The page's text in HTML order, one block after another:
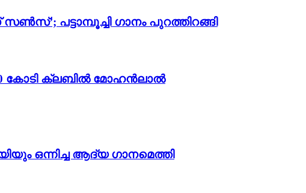
പട്ടാമ്പൂച്ചി ഗാനം പുറത്തിറങ്ങി
കോടി ക്ലബിൽ മോഹൻലാൽ
ഒന്നിച്ച ആദ്യ ഗാനമെത്തി